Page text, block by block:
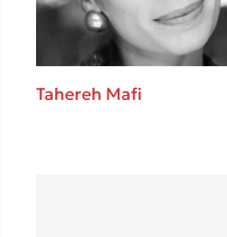
Το
Tahereh Mafi